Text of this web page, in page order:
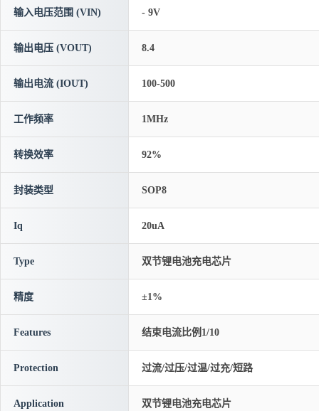
输入电压范围 (VIN) - 9V
输出电压 (VOUT) 8.4
输出电流 (IOUT) 100-500
工作频率 1MHz
转换效率 92%
封装类型 SOP8
Iq 20uA
Type 双节锂电池充电芯片
精度 ±1%
Features 结束电流比例1/10
Protection 过流/过压/过温/过充/短路
Application 双节锂电池充电芯片